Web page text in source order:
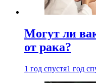
Могут ли
от рака?
1 год спустя1 год